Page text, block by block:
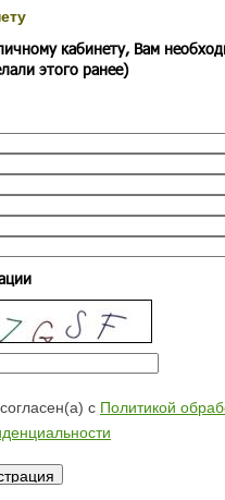
кабинету, Вам
этого ранее)
с Политикой